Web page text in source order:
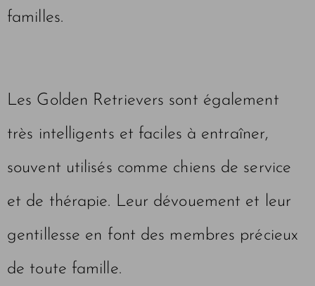
familles.
Les Golden Retrievers sont également
très intelligents et faciles à entraîner,
souvent utilisés comme chiens de service
et de thérapie. Leur dévouement et leur
gentillesse en font des membres précieux
de toute famille.